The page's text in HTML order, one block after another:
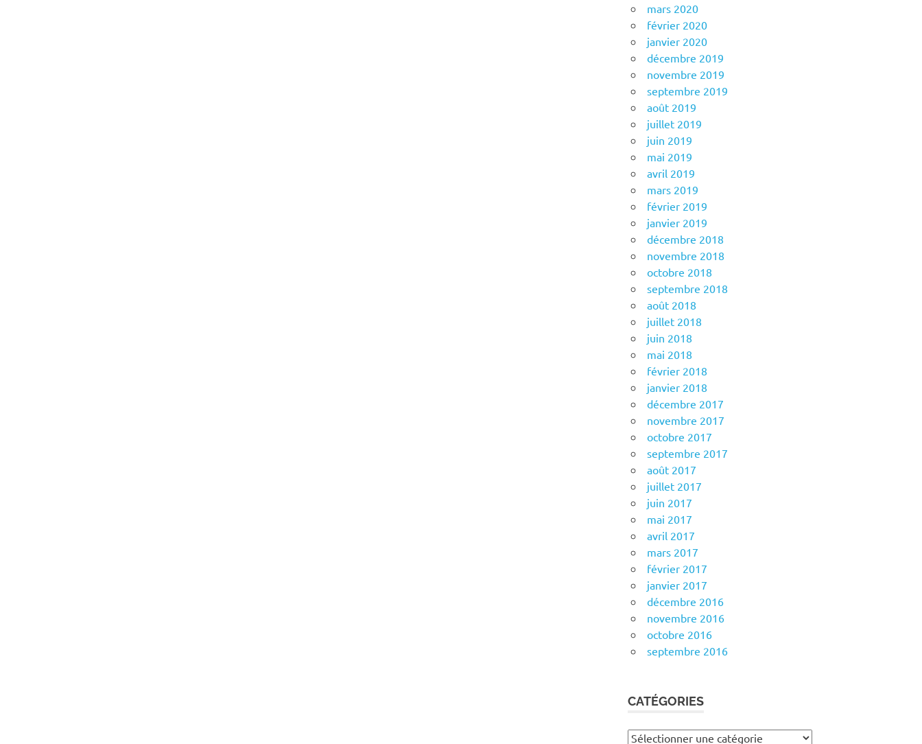
mars 2020
février 2020
janvier 2020
décembre 2019
novembre 2019
septembre 2019
août 2019
juillet 2019
juin 2019
mai 2019
avril 2019
mars 2019
février 2019
janvier 2019
décembre 2018
novembre 2018
octobre 2018
septembre 2018
août 2018
juillet 2018
juin 2018
mai 2018
février 2018
janvier 2018
décembre 2017
novembre 2017
octobre 2017
septembre 2017
août 2017
juillet 2017
juin 2017
mai 2017
avril 2017
mars 2017
février 2017
janvier 2017
décembre 2016
novembre 2016
octobre 2016
septembre 2016
CATÉGORIES
Catégories